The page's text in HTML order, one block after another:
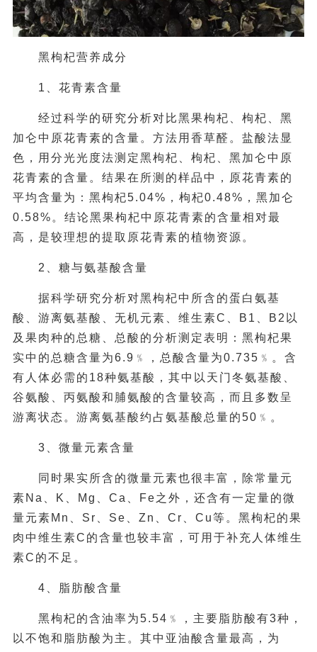
黑枸杞营养成分
1、花青素含量
经过科学的研究分析对比黑果枸杞、枸杞、黑
加仑中原花青素的含量。方法用香草醛。盐酸法显
色，用分光光度法测定黑枸杞、枸杞、黑加仑中原
花青素的含量。结果在所测的样品中，原花青素的
平均含量为：黑枸杞5.04%，枸杞0.48%，黑加仑
0.58%。结论黑果枸杞中原花青素的含量相对最
高，是较理想的提取原花青素的植物资源。
2、糖与氨基酸含量
据科学研究分析对黑枸杞中所含的蛋白氨基
酸、游离氨基酸、无机元素、维生素C、B1、B2以
及果肉种的总糖、总酸的分析测定表明：黑枸杞果
实中的总糖含量为6.9﹪，总酸含量为0.735﹪。含
有人体必需的18种氨基酸，其中以天门冬氨基酸、
谷氨酸、丙氨酸和脯氨酸的含量较高，而且多数呈
游离状态。游离氨基酸约占氨基酸总量的50﹪。
3、微量元素含量
同时果实所含的微量元素也很丰富，除常量元
素Na、K、Mg、Ca、Fe之外，还含有一定量的微
量元素Mn、Sr、Se、Zn、Cr、Cu等。黑枸杞的果
肉中维生素C的含量也较丰富，可用于补充人体维生
素C的不足。
4、脂肪酸含量
黑枸杞的含油率为5.54﹪，主要脂肪酸有3种，
以不饱和脂肪酸为主。其中亚油酸含量最高，为